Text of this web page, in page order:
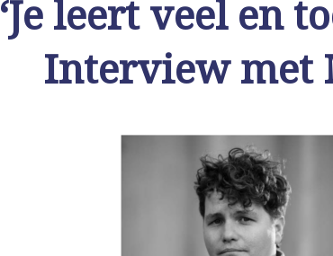
‘Je leert veel en
Interview met